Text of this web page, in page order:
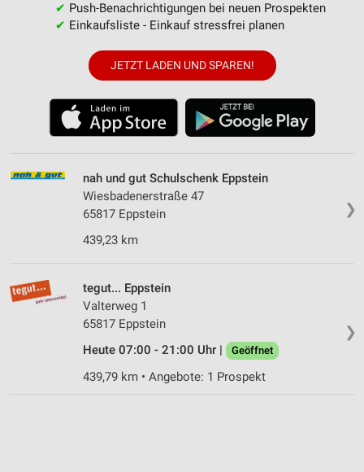
✔ Push-Benachrichtigungen bei neuen Prospekten
✔ Einkaufsliste - Einkauf stressfrei planen
JETZT LADEN UND SPAREN!
❯
nah und gut Schulschenk Eppstein
Wiesbadenerstraße 47
65817 Eppstein
439,23 km
❯
tegut... Eppstein
Valterweg 1
65817 Eppstein
Heute 07:00 - 21:00 Uhr |
Geöffnet
439,79 km • Angebote: 1 Prospekt